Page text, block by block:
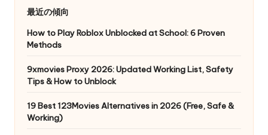
最近の傾向
How to Play Roblox Unblocked at School: 6 Proven
Methods
9xmovies Proxy 2026: Updated Working List, Safety
Tips & How to Unblock
19 Best 123Movies Alternatives in 2026 (Free, Safe &
Working)